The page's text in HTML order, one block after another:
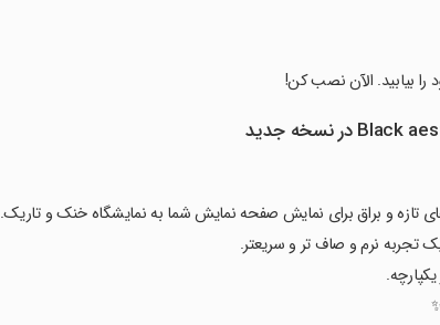
بیابید. الآن نصب کن!
تازه و براق برای نمایش صفحه نمایش شما به نمایشگاه خنک و تاریک.
تجربه نرم و صاف تر و سریعتر.